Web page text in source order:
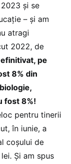
și se
– și am
atragi
2022, de
pe
8% din
fost 8%!
pentru tinerii
în iunie, a
coșului de
Și am spus